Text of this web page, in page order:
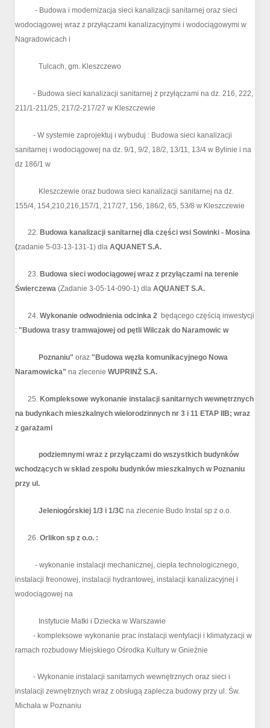
- Budowa i modernizacja sieci kanalizacji sanitarnej oraz sieci
wodociągowej wraz z przyłączami kanalizacyjnymi i wodociągowymi w
Nagradowicach i
Tulcach, gm. Kleszczewo
- Budowa sieci kanalizacji sanitarnej z przyłączami na dz. 216, 222,
211/1-211/25, 217/2-217/27 w Kleszczewie
- W systemie zaprojektuj i wybuduj : Budowa sieci kanalizacji
sanitarnej i wodociągowej na dz. 9/1, 9/2, 18/2, 13/11, 13/4 w Bylinie i na
dz 186/1 w
Kleszczewie oraz budowa sieci kanalizacji sanitarnej na dz.
155/4, 154,210,216,157/1, 217/27, 156, 186/2, 65, 53/8 w Kleszczewie
22. Budowa kanalizacji sanitarnej dla części wsi Sowinki - Mosina
(zadanie 5-03-13-131-1) dla AQUANET S.A.
23. Budowa sieci wodociągowej wraz z przyłączami na terenie
Świerczewa (Zadanie 3-05-14-090-1) dla AQUANET S.A.
24. Wykonanie odwodnienia odcinka 2 będącego częścią inwestycji
: "Budowa trasy tramwajowej od pętli Wilczak do Naramowic w
Poznaniu" oraz "Budowa węzła komunikacyjnego Nowa
Naramowicka" na zlecenie WUPRINŻ S.A.
25. Kompleksowe wykonanie instalacji sanitarnych wewnętrznych
na budynkach mieszkalnych wielorodzinnych nr 3 i 11 ETAP IIB; wraz
z garażami
podziemnymi wraz z przyłączami do wszystkich budynków
wchodzących w skład zespołu budynków mieszkalnych w Poznaniu
przy ul.
Jeleniogórskiej 1/3 i 1/3C na zlecenie Budo Instal sp z o.o.
26. Orlikon sp z o.o. :
- wykonanie instalacji mechanicznej, ciepła technologicznego,
instalacji freonowej, instalacji hydrantowej, instalacji kanalizacyjnej i
wodociągowej na
Instytucie Matki i Dziecka w Warszawie
- kompleksowe wykonanie prac instalacji wentylacji i klimatyzacji w
ramach rozbudowy Miejskiego Ośrodka Kultury w Gnieźnie
- Wykonanie instalacji sanitarnych wewnętrznych oraz sieci i
instalacji zewnętrznych wraz z obsługą zaplecza budowy przy ul. Św.
Michała w Poznaniu